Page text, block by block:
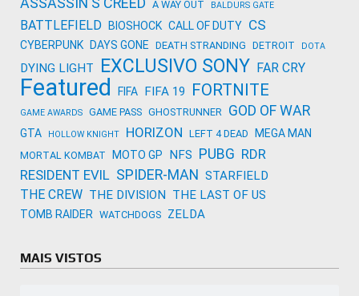
A WAY OUT BALDURS GATE
BATTLEFIELD BIOSHOCK CALL OF DUTY CS
CYBERPUNK DAYS GONE DEATH STRANDING DETROIT DOTA
DYING LIGHT EXCLUSIVO SONY FAR CRY
Featured FIFA FIFA 19 FORTNITE
GAME AWARDS GAME PASS GHOSTRUNNER GOD OF WAR
GTA HOLLOW KNIGHT HORIZON LEFT 4 DEAD MEGA MAN
MORTAL KOMBAT MOTO GP NFS PUBG RDR
RESIDENT EVIL SPIDER-MAN STARFIELD
THE CREW THE DIVISION THE LAST OF US
TOMB RAIDER WATCHDOGS ZELDA
MAIS VISTOS